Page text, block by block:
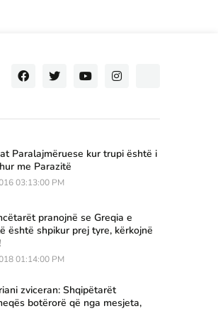
Paralajmëruese kur trupi është i
me Parazitë
03:13:00 PM
pranojnë se Greqia e
është shpikur prej tyre, kërkojnë
01:14:00 PM
zviceran: Shqipëtarët
botërorë që nga mesjeta,